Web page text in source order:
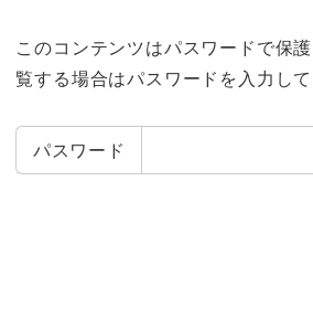
このコンテンツはパスワードで保
覧する場合はパスワードを入力して
パスワード